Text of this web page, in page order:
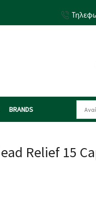
BRANDS
Relief 15